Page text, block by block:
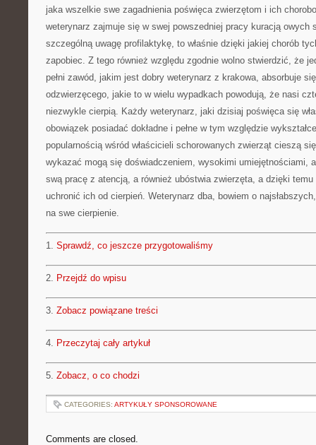
jaka wszelkie swe zagadnienia poświęca zwierzętom i ich
weterynarz zajmuje się w swej powszedniej pracy kuracją owych
szczególną uwagę profilaktykę, to właśnie dzięki jakiej chorób
zapobiec. Z tego również względu zgodnie wolno stwierdzić, że
pełni zawód, jakim jest dobry weterynarz z krakowa, absorbuje
odzwierzęcego, jakie to w wielu wypadkach powodują, że nasi
niezwykle cierpią. Każdy weterynarz, jaki dzisiaj poświęca się
obowiązek posiadać dokładne i pełne w tym względzie
popularnością wśród właścicieli schorowanych zwierząt cieszą
wykazać mogą się doświadczeniem, wysokimi umiejętnościami,
swą pracę z atencją, a również ubóstwia zwierzęta, a dzięki
uchronić ich od cierpień. Weterynarz dba, bowiem o
na swe cierpienie.
1. Sprawdź, co jeszcze przygotowaliśmy
2. Przejdź do wpisu
3. Zobacz powiązane treści
4. Przeczytaj cały artykuł
5. Zobacz, o co chodzi
CATEGORIES: ARTYKUŁY SPONSOROWANE
Comments are closed.